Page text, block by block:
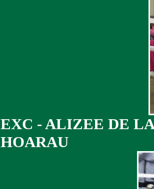
EXC - ALIZEE DE
HOARAU